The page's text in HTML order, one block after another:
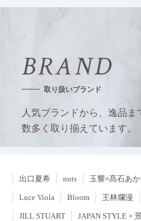
BRAND
取 り扱いブラン ド
人気ブランドから、逸品ま
数多く取り揃えています。
出口夏希 nuts 玉響×髙石あか
Luce Viola Bloom 王林爛漫
JILL STUART JAPAN STYLE ×